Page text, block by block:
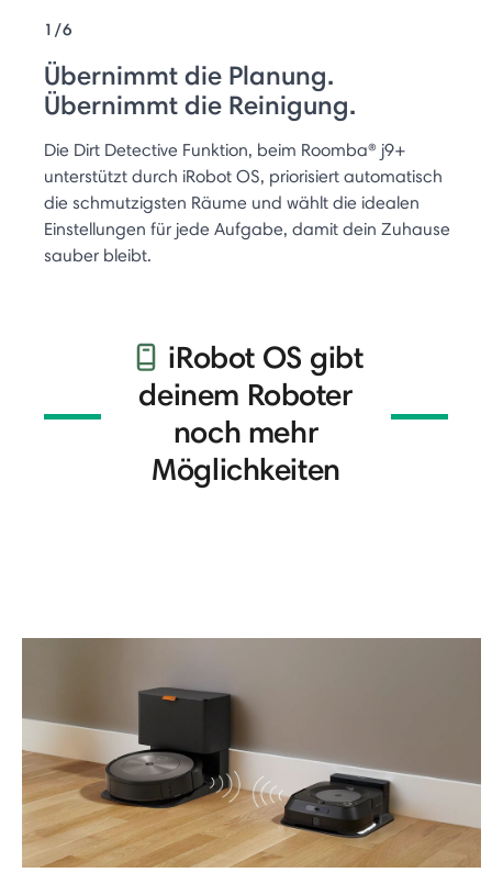
1/6
Übernimmt die Planung.
Übernimmt die Reinigung.
Die Dirt Detective Funktion, beim Roomba® j9+
unterstützt durch iRobot OS, priorisiert automatisch
die schmutzigsten Räume und wählt die idealen
Einstellungen für jede Aufgabe, damit dein Zuhause
sauber bleibt.
iRobot OS gibt
deinem Roboter
noch mehr
Möglichkeiten